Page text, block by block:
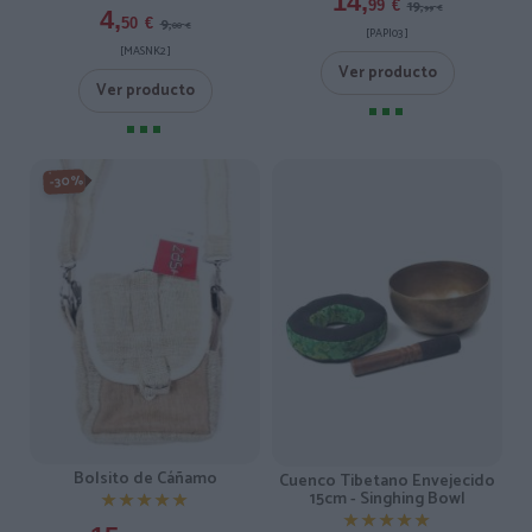
4,50 € 9,00 €
[MASNK2 ]
Ver producto
99 € 19,99 €
[PAPI03 ]
Ver producto
-30%
Bolsito de Cáñamo
★★★★★
★★★★★
Cuenco Tibetano Envejecido
15cm - Singhing Bowl
★★★★★
★★★★★